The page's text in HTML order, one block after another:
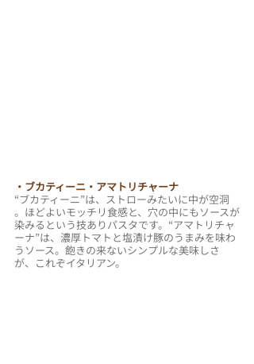
・ブカティーニ・アマトリチャーナ
“ブカティーニ”は、ストローみたいに中が空洞
。ほどよいモッチリ食感と、穴の中にもソースが
染みるという技ありパスタです。“アマトリチャ
ーナ”は、濃厚トマトと塩漬け豚のうまみを味わ
うソース。飽きの来ないシンプルな美味しさ
が、これぞイタリアン。